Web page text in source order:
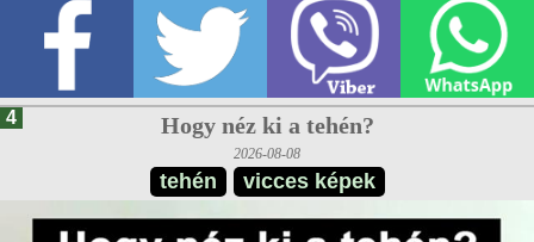
4 Hogy néz ki a tehén?
2026-08-08
tehén vicces képek